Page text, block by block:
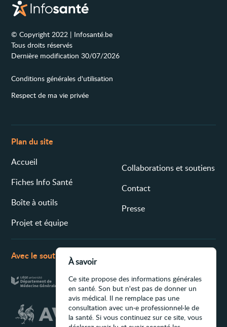
© Copyright 2022 | Infosanté.be
Tous droits réservés
Dernière modification 30/07/2026
Conditions générales d'utilisation
Respect de ma vie privée
Plan du site
Accueil
Fiches Info Santé
Boîte à outils
Projet et équipe
Collaborations et soutiens
Contact
Presse
Avec le soutien de
À savoir
Ce site propose des informations générales
en santé. Son but n'est pas de donner un
avis médical. Il ne remplace pas une
consultation avec un·e professionnel·le de
la santé. Si vous continuez sur ce site, vous